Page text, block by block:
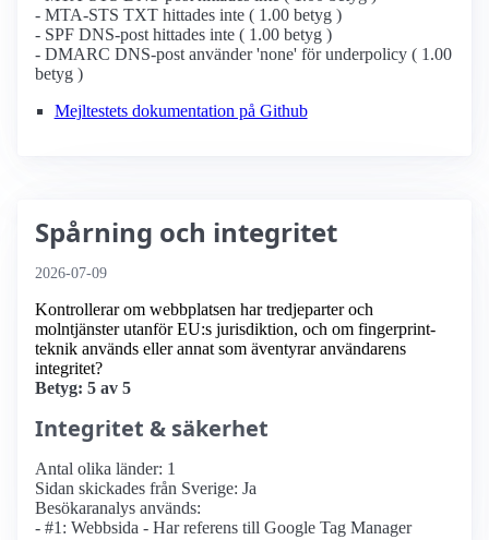
- MTA-STS TXT hittades inte ( 1.00 betyg )
- SPF DNS-post hittades inte ( 1.00 betyg )
- DMARC DNS-post använder 'none' för underpolicy ( 1.00
betyg )
Mejltestets dokumentation på Github
Spårning och integritet
2026-07-09
Kontrollerar om webbplatsen har tredjeparter och
molntjänster utanför EU:s jurisdiktion, och om fingerprint-
teknik används eller annat som äventyrar användarens
integritet?
Betyg: 5 av 5
Integritet & säkerhet
Antal olika länder: 1
Sidan skickades från Sverige: Ja
Besökaranalys används:
- #1: Webbsida - Har referens till Google Tag Manager